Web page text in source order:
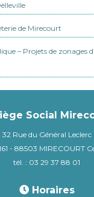
de Mirecourt
– Projets de zonages
Social
32 Rue du Général Leclerc
- 88503 MIRECOURT
tél. : 03 29 37 88 01
Horaires